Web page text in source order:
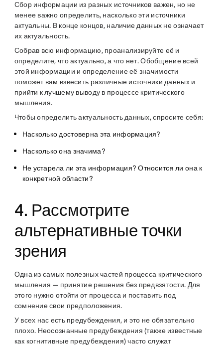
Сбор информации из разных источников важен, но не
менее важно определить, насколько эти источники
актуальны. В конце концов, наличие данных не означает
их актуальность.
Собрав всю информацию, проанализируйте её и
определите, что актуально, а что нет. Обобщение всей
этой информации и определение её значимости
поможет вам взвесить различные источники данных и
прийти к лучшему выводу в процессе критического
мышления.
Чтобы определить актуальность данных, спросите себя:
Насколько достоверна эта информация?
Насколько она значима?
Не устарела ли эта информация? Относится ли она к
конкретной области?
4. Рассмотрите
альтернативные точки
зрения
Одна из самых полезных частей процесса критического
мышления — принятие решения без предвзятости. Для
этого нужно отойти от процесса и поставить под
сомнение свои предположения.
У всех нас есть предубеждения, и это не обязательно
плохо. Неосознанные предубеждения (также известные
как когнитивные предубеждения) часто служат